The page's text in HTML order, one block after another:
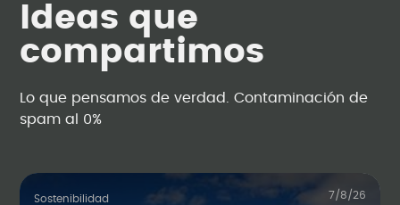
Ideas que
compartimos
Lo que pensamos de verdad. Contaminación de
spam al 0%
Sostenibilidad 7/8/26